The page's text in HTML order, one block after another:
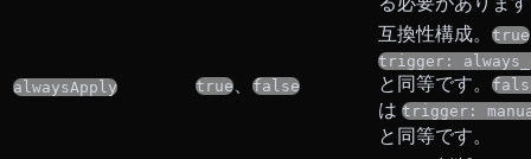
alwaysApply true、 false
互換性構成。 true
trigger:
と同等です。
は trigger:
と同等です。